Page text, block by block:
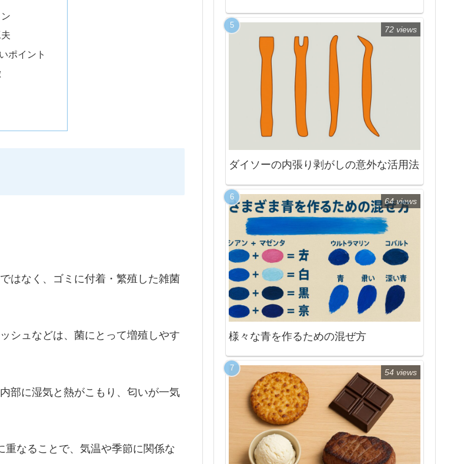
ポイント
はなく、ゴミに付着・繁殖した雑菌
シュなどは、菌にとって増殖しやす
部に湿気と熱がこもり、匂いが一気
なることで、気温や季節に関係な
ダイソーの内張り剥がしの意外な活用法
72 views
様々な青を作るための混ぜ方
64 views
54 views